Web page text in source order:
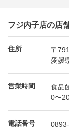
フジ内子店の店
住所
〒
愛媛
営業時間
食品
0〜
電話番号